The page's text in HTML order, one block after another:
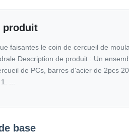
produit
faisantes le coin de cercueil de
Description de produit : Un
de PCs, barres d'acier de 2pcs
...
base